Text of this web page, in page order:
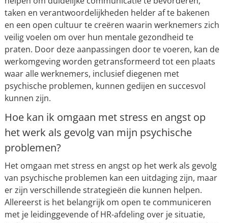
taken en verantwoordelijkheden helder af te bakenen
en een open cultuur te creëren waarin werknemers zich
veilig voelen om over hun mentale gezondheid te
praten. Door deze aanpassingen door te voeren, kan de
werkomgeving worden getransformeerd tot een plaats
waar alle werknemers, inclusief diegenen met
psychische problemen, kunnen gedijen en succesvol
kunnen zijn.
Hoe kan ik omgaan met stress en angst op
het werk als gevolg van mijn psychische
problemen?
Het omgaan met stress en angst op het werk als gevolg
van psychische problemen kan een uitdaging zijn, maar
er zijn verschillende strategieën die kunnen helpen.
Allereerst is het belangrijk om open te communiceren
met je leidinggevende of HR-afdeling over je situatie,